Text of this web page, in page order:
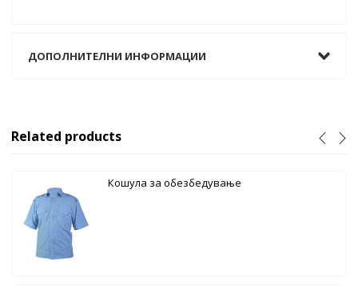
ДОПОЛНИТЕЛНИ ИНФОРМАЦИИ
Related products
Кошула за обезбедување